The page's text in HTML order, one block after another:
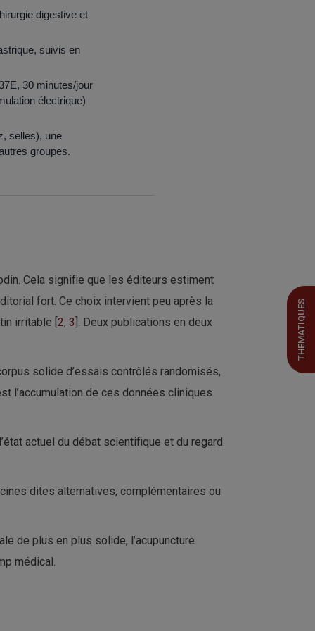
digestive et
suivis en
30 minutes/jour
électrique)
selles), une
groupes.
Cela signifie que les éditeurs estiment
fort. Ce choix intervient peu après la
irritable [ 2, 3
]. Deux publications en deux
solide d’essais contrôlés randomisés,
l’accumulation de ces données cliniques
actuel du débat scientifique et du regard
dites alternatives, complémentaires ou
de plus en plus solide, l’acupuncture
médical.
THEMATIQUES